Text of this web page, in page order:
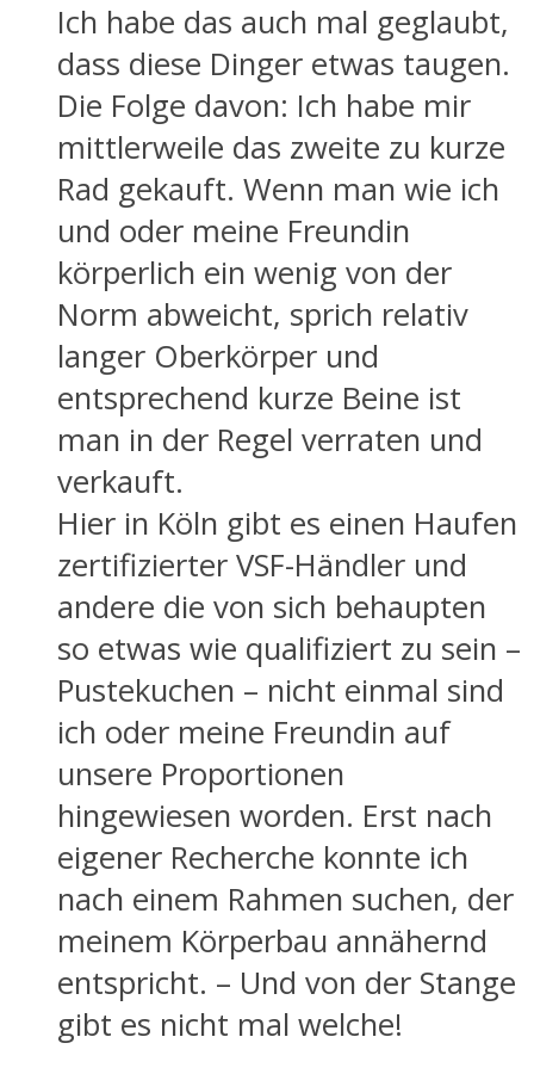
Ich habe das auch mal geglaubt,
dass diese Dinger etwas taugen.
Die Folge davon: Ich habe mir
mittlerweile das zweite zu kurze
Rad gekauft. Wenn man wie ich
und oder meine Freundin
körperlich ein wenig von der
Norm abweicht, sprich relativ
langer Oberkörper und
entsprechend kurze Beine ist
man in der Regel verraten und
verkauft.
Hier in Köln gibt es einen Haufen
zertifizierter VSF-Händler und
andere die von sich behaupten
so etwas wie qualifiziert zu sein –
Pustekuchen – nicht einmal sind
ich oder meine Freundin auf
unsere Proportionen
hingewiesen worden. Erst nach
eigener Recherche konnte ich
nach einem Rahmen suchen, der
meinem Körperbau annähernd
entspricht. – Und von der Stange
gibt es nicht mal welche!